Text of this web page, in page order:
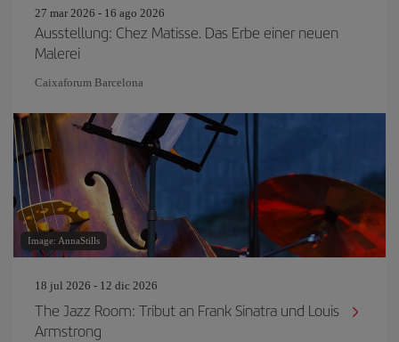
27 mar 2026 - 16 ago 2026
Ausstellung: Chez Matisse. Das Erbe einer neuen
Malerei
Caixaforum Barcelona
Image: AnnaStills
18 jul 2026 - 12 dic 2026
The Jazz Room: Tribut an Frank Sinatra und Louis
Armstrong